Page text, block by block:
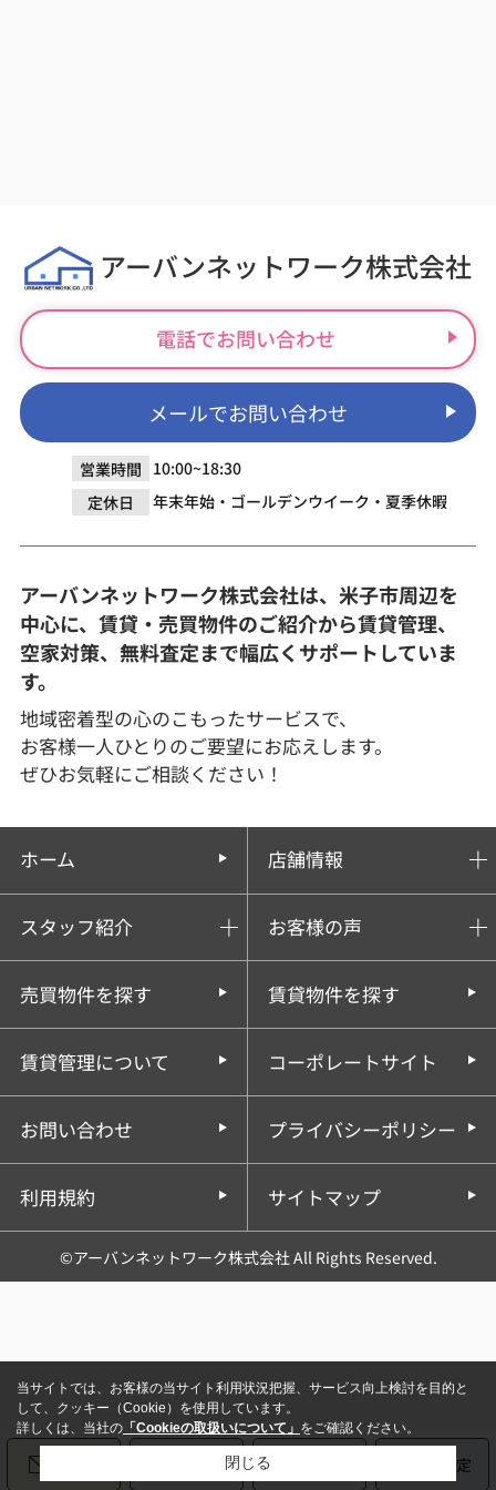
アーバンネットワーク株式会社
電話でお問い合わせ
メールでお問い合わせ
営業時間 10:00~18:30
定休日
年末年始・ゴールデンウイーク・夏季休暇
アーバンネットワーク株式会社は、米子市周辺を
中心に、賃貸・売買物件のご紹介から賃貸管理、
空家対策、無料査定まで幅広くサポートしていま
す。
地域密着型の心のこもったサービスで、
お客様一人ひとりのご要望にお応えします。
ぜひお気軽にご相談ください！
ホーム 店舗情報
スタッフ紹介 お客様の声
売買物件を探す 賃貸物件を探す
賃貸管理について コーポレートサイト
お問い合わせ プライバシーポリシー
利用規約 サイトマップ
©アーバンネットワーク株式会社 All Rights Reserved.
売却査定
当サイトでは、お客様の当サイト利用状況把握、サービス向上検討を目的と
して、クッキー（Cookie）を使用しています。
詳しくは、当社の 「Cookieの取扱いについて」 をご確認ください。
閉じる